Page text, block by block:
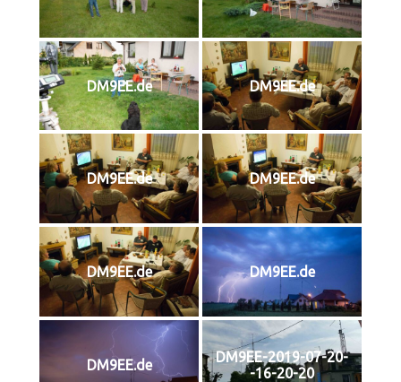
DM9EE.de DM9EE.de
DM9EE.de DM9EE.de
DM9EE.de DM9EE.de
DM9EE.de
DM9EE-2019-07-20-
-16-20-20